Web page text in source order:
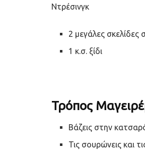
Ντρέσινγκ
2 μεγάλες σκελίδες
1 κ.σ. ξίδι
Τρόπος
Βάζεις στην
Τις σουρώνεις και